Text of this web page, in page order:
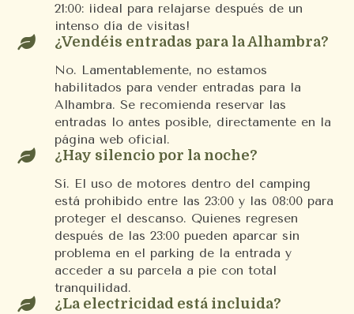
21:00: ¡ideal para relajarse después de un
intenso día de visitas!
 ¿Vendéis entradas para la Alhambra?
No. Lamentablemente, no estamos
habilitados para vender entradas para la
Alhambra. Se recomienda reservar las
entradas lo antes posible, directamente en la
página web oficial.
 ¿Hay silencio por la noche?
Sí. El uso de motores dentro del camping
está prohibido entre las 23:00 y las 08:00 para
proteger el descanso. Quienes regresen
después de las 23:00 pueden aparcar sin
problema en el parking de la entrada y
acceder a su parcela a pie con total
tranquilidad.
 ¿La electricidad está incluida?